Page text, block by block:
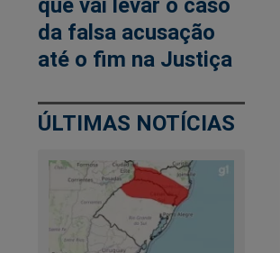
da falsa acusação
até o fim na Justiça
ÚLTIMAS NOTÍCIAS